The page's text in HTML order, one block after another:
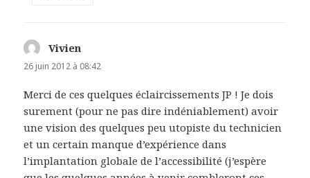
Vivien
26 juin 2012 à 08:42
Merci de ces quelques éclaircissements JP ! Je dois
surement (pour ne pas dire indéniablement) avoir
une vision des quelques peu utopiste du technicien
et un certain manque d’expérience dans
l’implantation globale de l’accessibilité (j’espère